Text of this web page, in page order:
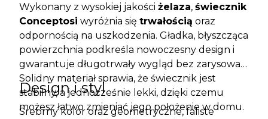
Wykonany z wysokiej jakości żelaza, świecznik
Conceptosi wyróżnia się trwałością oraz
odpornością na uszkodzenia. Gładka, błyszcząca
powierzchnia podkreśla nowoczesny design i
gwarantuje długotrwały wygląd bez zarysowań.
Solidny materiał sprawia, że świecznik jest
stabilny, a jednocześnie lekki, dzięki czemu
możesz łatwo zmieniać jego położenie w domu.
Design i styl
Srebrny kolor oraz geometryczne, faliste